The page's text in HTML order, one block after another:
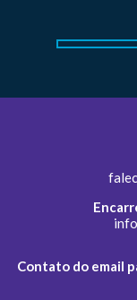
Contato do email